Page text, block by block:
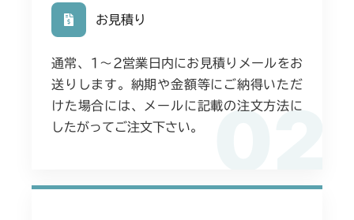
02
お見積り
通常、1〜2営業日内にお見積りメールをお
送りします。納期や金額等にご納得いただ
けた場合には、メールに記載の注文方法に
したがってご注文下さい。